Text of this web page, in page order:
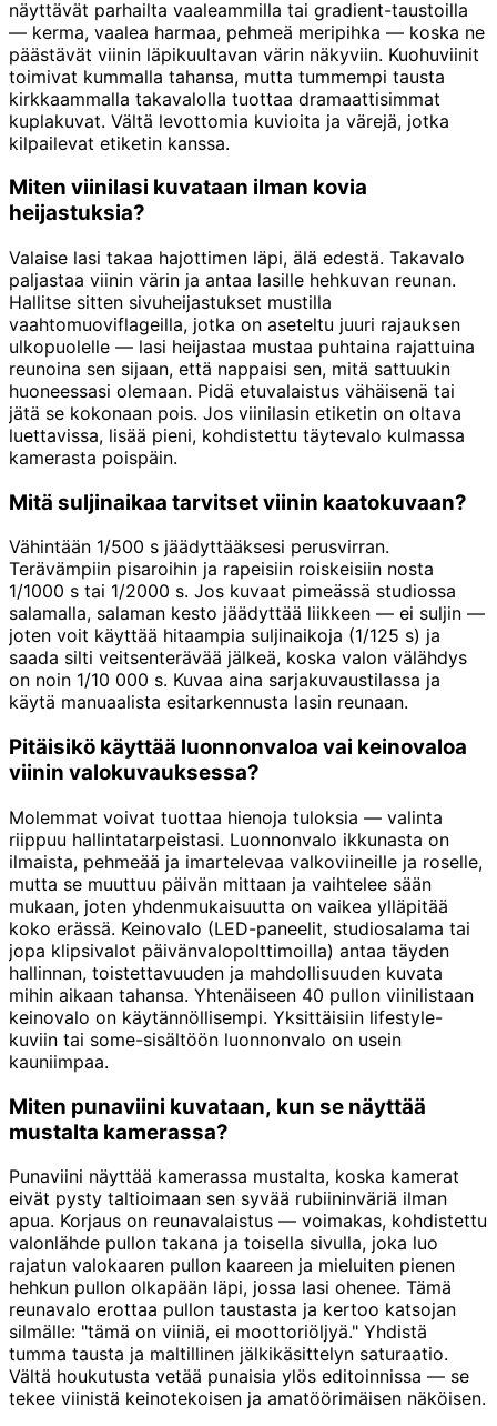
näyttävät parhailta vaaleammilla tai gradient-taustoilla
— kerma, vaalea harmaa, pehmeä meripihka — koska ne
päästävät viinin läpikuultavan värin näkyviin. Kuohuviinit
toimivat kummalla tahansa, mutta tummempi tausta
kirkkaammalla takavalolla tuottaa dramaattisimmat
kuplakuvat. Vältä levottomia kuvioita ja värejä, jotka
kilpailevat etiketin kanssa.
Miten viinilasi kuvataan ilman kovia
heijastuksia?
Valaise lasi takaa hajottimen läpi, älä edestä. Takavalo
paljastaa viinin värin ja antaa lasille hehkuvan reunan.
Hallitse sitten sivuheijastukset mustilla
vaahtomuoviflageilla, jotka on aseteltu juuri rajauksen
ulkopuolelle — lasi heijastaa mustaa puhtaina rajattuina
reunoina sen sijaan, että nappaisi sen, mitä sattuukin
huoneessasi olemaan. Pidä etuvalaistus vähäisenä tai
jätä se kokonaan pois. Jos viinilasin etiketin on oltava
luettavissa, lisää pieni, kohdistettu täytevalo kulmassa
kamerasta poispäin.
Mitä suljinaikaa tarvitset viinin kaatokuvaan?
Vähintään 1/500 s jäädyttääksesi perusvirran.
Terävämpiin pisaroihin ja rapeisiin roiskeisiin nosta
1/1000 s tai 1/2000 s. Jos kuvaat pimeässä studiossa
salamalla, salaman kesto jäädyttää liikkeen — ei suljin —
joten voit käyttää hitaampia suljinaikoja (1/125 s) ja
saada silti veitsenterävää jälkeä, koska valon välähdys
on noin 1/10 000 s. Kuvaa aina sarjakuvaustilassa ja
käytä manuaalista esitarkennusta lasin reunaan.
Pitäisikö käyttää luonnonvaloa vai keinovaloa
viinin valokuvauksessa?
Molemmat voivat tuottaa hienoja tuloksia — valinta
riippuu hallintatarpeistasi. Luonnonvalo ikkunasta on
ilmaista, pehmeää ja imartelevaa valkoviineille ja roselle,
mutta se muuttuu päivän mittaan ja vaihtelee sään
mukaan, joten yhdenmukaisuutta on vaikea ylläpitää
koko erässä. Keinovalo (LED-paneelit, studiosalama tai
jopa klipsivalot päivänvalopolttimoilla) antaa täyden
hallinnan, toistettavuuden ja mahdollisuuden kuvata
mihin aikaan tahansa. Yhtenäiseen 40 pullon viinilistaan
keinovalo on käytännöllisempi. Yksittäisiin lifestyle-
kuviin tai some-sisältöön luonnonvalo on usein
kauniimpaa.
Miten punaviini kuvataan, kun se näyttää
mustalta kamerassa?
Punaviini näyttää kamerassa mustalta, koska kamerat
eivät pysty taltioimaan sen syvää rubiininväriä ilman
apua. Korjaus on reunavalaistus — voimakas, kohdistettu
valonlähde pullon takana ja toisella sivulla, joka luo
rajatun valokaaren pullon kaareen ja mieluiten pienen
hehkun pullon olkapään läpi, jossa lasi ohenee. Tämä
reunavalo erottaa pullon taustasta ja kertoo katsojan
silmälle: "tämä on viiniä, ei moottoriöljyä." Yhdistä
tumma tausta ja maltillinen jälkikäsittelyn saturaatio.
Vältä houkutusta vetää punaisia ylös editoinnissa — se
tekee viinistä keinotekoisen ja amatöörimäisen näköisen.